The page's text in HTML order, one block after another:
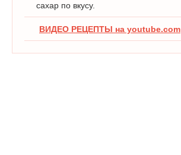
сахар по вкусу.
ВИДЕО РЕЦЕПТЫ на youtube.com